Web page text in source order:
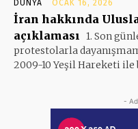
DÜNYA OCAK 16, 2026
İran hakkında
açıklaması
1. Son
protestolarla
2009-10 Yeşil Hareketi ile
-